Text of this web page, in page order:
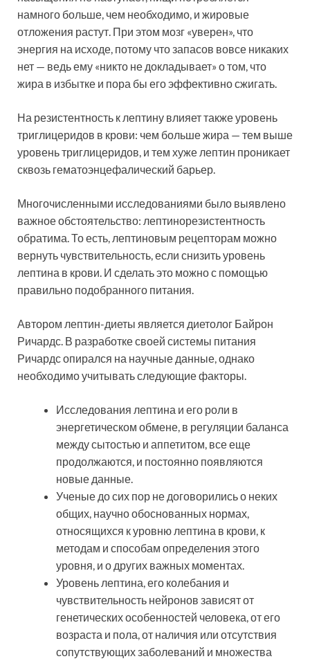
намного больше, чем необходимо, и жировые
отложения растут. При этом мозг «уверен», что
энергия на исходе, потому что запасов вовсе никаких
нет — ведь ему «никто не докладывает» о том, что
жира в избытке и пора бы его эффективно сжигать.
На резистентность к лептину влияет также уровень
триглицеридов в крови: чем больше жира — тем выше
уровень триглицеридов, и тем хуже лептин проникает
сквозь гематоэнцефалический барьер.
Многочисленными исследованиями было выявлено
важное обстоятельство: лептинорезистентность
обратима. То есть, лептиновым рецепторам можно
вернуть чувствительность, если снизить уровень
лептина в крови. И сделать это можно с помощью
правильно подобранного питания.
Автором лептин-диеты является диетолог Байрон
Ричардс. В разработке своей системы питания
Ричардс опирался на научные данные, однако
необходимо учитывать следующие факторы.
Исследования лептина и его роли в
энергетическом обмене, в регуляции баланса
между сытостью и аппетитом, все еще
продолжаются, и постоянно появляются
новые данные.
Ученые до сих пор не договорились о неких
общих, научно обоснованных нормах,
относящихся к уровню лептина в крови, к
методам и способам определения этого
уровня, и о других важных моментах.
Уровень лептина, его колебания и
чувствительность нейронов зависят от
генетических особенностей человека, от его
возраста и пола, от наличия или отсутствия
сопутствующих заболеваний и множества